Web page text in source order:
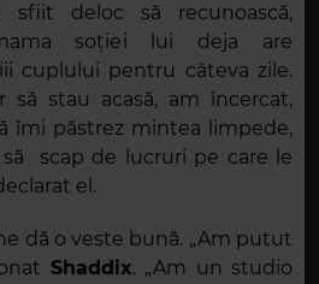
sfiit deloc să recunoască,
soției lui deja are
cuplului pentru câteva zile.
să stau acasă, am încercat,
îmi păstrez mintea limpede,
scap de lucruri pe care le
el.
dă o veste bună. „Am putut
Shaddix. „Am un studio